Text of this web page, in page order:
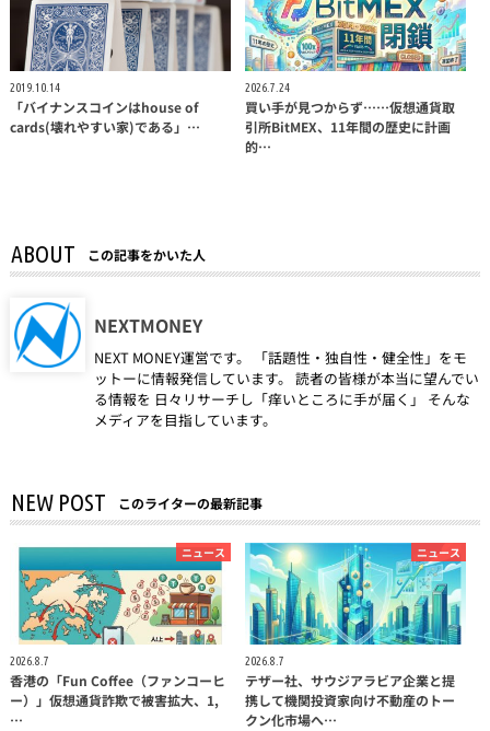
2019.10.14
「バイナンスコインはhouse of
cards(壊れやすい家)である」…
2026.7.24
買い手が見つからず……仮想通貨取
引所BitMEX、11年間の歴史に計画
的…
ABOUT この記事をかいた人
NEXTMONEY
NEXT MONEY運営です。 「話題性・独自性・健全性」をモ
ットーに情報発信しています。 読者の皆様が本当に望んでい
る情報を 日々リサーチし「痒いところに手が届く」 そんな
メディアを目指しています。
NEW POST このライターの最新記事
ニュース
2026.8.7
香港の「Fun Coffee（ファンコーヒ
ー）」仮想通貨詐欺で被害拡大、1,
…
ニュース
2026.8.7
テザー社、サウジアラビア企業と提
携して機関投資家向け不動産のトー
クン化市場へ…